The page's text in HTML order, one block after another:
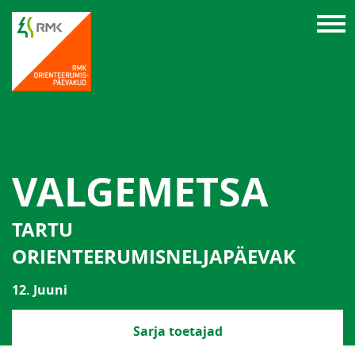
VALGEMETSA
TARTU
ORIENTEERUMISNELJAPÄEVAK
12. Juuni
Sarja toetajad